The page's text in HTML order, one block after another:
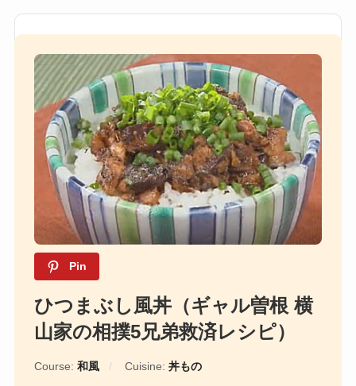
Pin
ひつまぶし風丼（ギャル曽根 横
山家の相撲5兄弟救済レシピ）
Course: 和風 Cuisine: 丼もの